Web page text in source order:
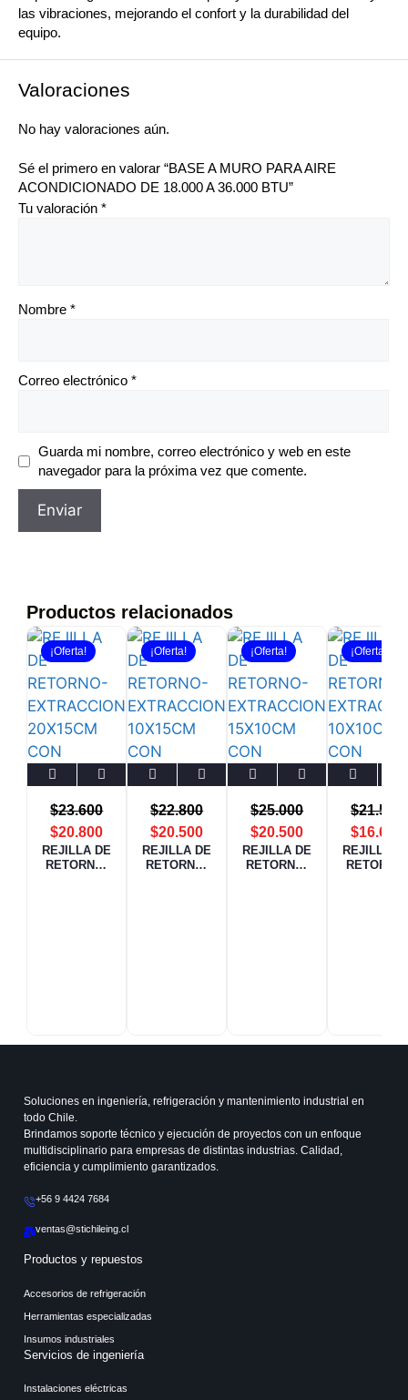
las vibraciones, mejorando el confort y la durabilidad del
equipo.
Valoraciones
No hay valoraciones aún.
Sé el primero en valorar “BASE A MURO PARA AIRE
ACONDICIONADO DE 18.000 A 36.000 BTU”
Tu valoración *
Nombre *
Correo electrónico *
Guarda mi nombre, correo electrónico y web en este
navegador para la próxima vez que comente.
Productos relacionados
¡Oferta!
REJILLA DE
RETORNO-
$23.600
$20.800
¡Oferta!
REJILLA DE
RETORNO-
$22.800
$20.500
¡Oferta!
REJILLA DE
RETORNO-
$25.000
$20.500
¡Oferta!
REJILLA
RETORNO-
$21.500
$16.660
Soluciones en ingeniería, refrigeración y mantenimiento industrial en
todo Chile.
Brindamos soporte técnico y ejecución de proyectos con un enfoque
multidisciplinario para empresas de distintas industrias. Calidad,
eficiencia y cumplimiento garantizados.
+56 9 4424 7684
ventas@stichileing.cl
Productos y repuestos
Accesorios de refrigeración
Herramientas especializadas
Insumos industriales
Servicios de ingeniería
Instalaciones eléctricas